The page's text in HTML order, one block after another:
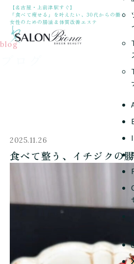
【名古屋・上前津駅すぐ】
「食べて痩せる」を叶えたい、30代からの働く
女性のための腸活＆体質改善エステ
blog
2025.11.26
食べて整う、イチジクの